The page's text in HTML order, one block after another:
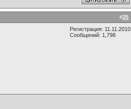
#25
Регистрация: 11.11.2010
Сообщений: 1,798